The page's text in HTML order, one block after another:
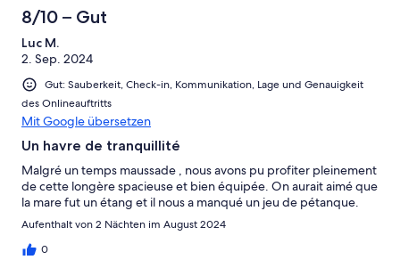
8/10 – Gut
Luc M.
2. Sep. 2024
Gut: Sauberkeit, Check-in, Kommunikation, Lage und Genauigkeit
des Onlineauftritts
Mit Google übersetzen
Un havre de tranquillité
Malgré un temps maussade , nous avons pu profiter pleinement
de cette longère spacieuse et bien équipée. On aurait aimé que
la mare fut un étang et il nous a manqué un jeu de pétanque.
Aufenthalt von 2 Nächten im August 2024
0